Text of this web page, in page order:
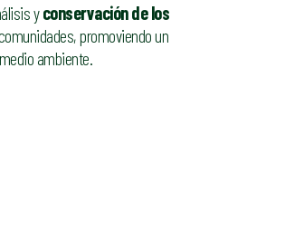
yconservación de los
promoviendo un
ambiente.